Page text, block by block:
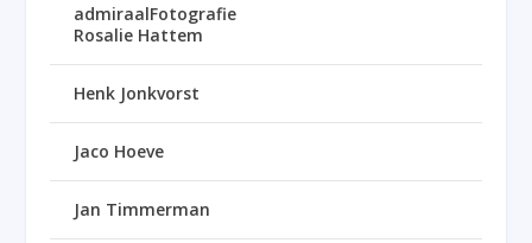
admiraalFotografie
Rosalie Hattem
Henk Jonkvorst
Jaco Hoeve
Jan Timmerman